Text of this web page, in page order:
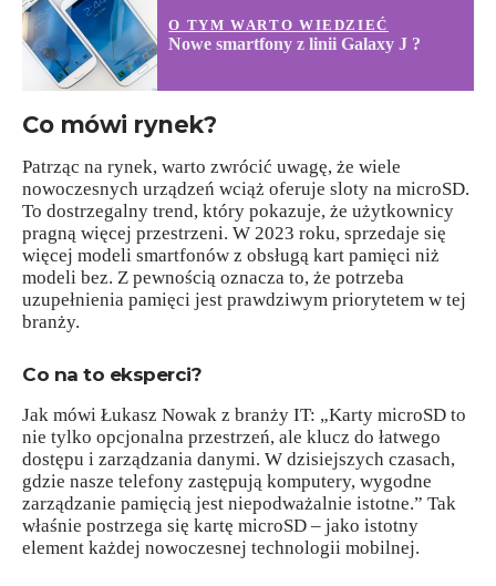
O TYM WARTO WIEDZIEĆ
Nowe smartfony z linii Galaxy J ?
Co mówi rynek?
Patrząc na rynek, warto zwrócić uwagę, że wiele
nowoczesnych urządzeń wciąż oferuje sloty na microSD.
To dostrzegalny trend, który pokazuje, że użytkownicy
pragną więcej przestrzeni. W 2023 roku, sprzedaje się
więcej modeli smartfonów z obsługą kart pamięci niż
modeli bez. Z pewnością oznacza to, że potrzeba
uzupełnienia pamięci jest prawdziwym priorytetem w tej
branży.
Co na to eksperci?
Jak mówi Łukasz Nowak z branży IT: „Karty microSD to
nie tylko opcjonalna przestrzeń, ale klucz do łatwego
dostępu i zarządzania danymi. W dzisiejszych czasach,
gdzie nasze telefony zastępują komputery, wygodne
zarządzanie pamięcią jest niepodważalnie istotne.” Tak
właśnie postrzega się kartę microSD – jako istotny
element każdej nowoczesnej technologii mobilnej.